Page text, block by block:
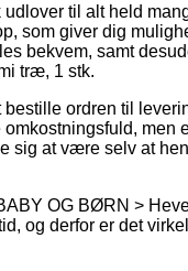
til alt held
som giver dig
bekvem, samt
træ, 1 stk.
ordren til
men
sig at være selv at
OG BØRN >
og derfor er det